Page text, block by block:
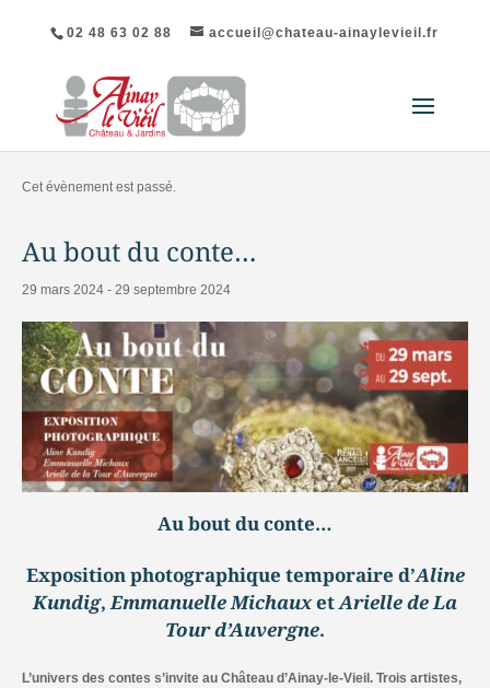
02 48 63 02 88 accueil@chateau-ainaylevieil.fr
« Tous les Évènements
Cet évènement est passé.
Au bout du conte…
29 mars 2024 - 29 septembre 2024
Au bout du conte…
Exposition photographique temporaire d’Aline
Kundig,Emmanuelle MichauxetArielle de La
Tour d’Auvergne.
L’univers des contes s’invite au Château d’Ainay-le-Vieil. Trois artistes,